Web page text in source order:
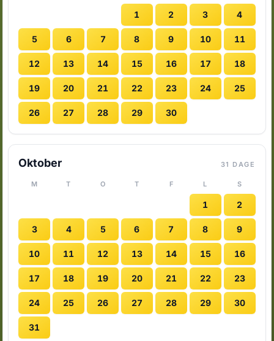
1 2 3 4
5 6 7 8 9 10 11
12 13 14 15 16 17 18
19 20 21 22 23 24 25
26 27 28 29 30
Oktober 31 DAGE
M T O T F L S
1 2
3 4 5 6 7 8 9
10 11 12 13 14 15 16
17 18 19 20 21 22 23
24 25 26 27 28 29 30
31